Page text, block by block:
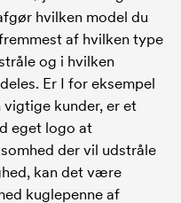
hvilken model du
af hvilken type
og i hvilken
Er I for eksempel
kunder, er et
eget logo at
der vil udstråle
kan det være
kuglepenne af